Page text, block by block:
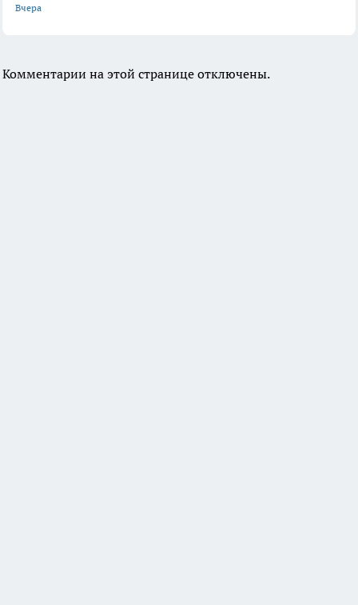
Вчера
Комментарии на этой странице отключены.